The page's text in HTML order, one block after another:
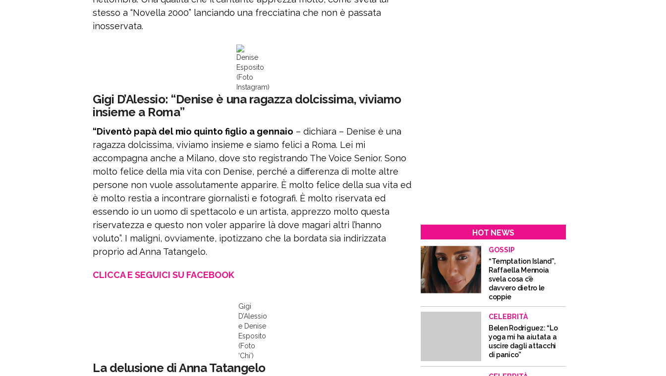
stesso a “Novella 2000” lanciando una frecciatina che non è passata
inosservata.
Denise
Esposito
(Foto
Instagram)
Gigi D’Alessio: “Denise è una ragazza dolcissima, viviamo
insieme a Roma”
“Diventò papà del mio quinto figlio a gennaio – dichiara – Denise è una
ragazza dolcissima, viviamo insieme e siamo felici a Roma. Lei mi
accompagna anche a Milano, dove sto registrando The Voice Senior. Sono
molto felice della mia vita con Denise, perché a differenza di molte altre
persone non vuole assolutamente apparire. È molto felice della sua vita ed
è molto restia a incontrare giornalisti e fotografi. È molto riservata ed
essendo io un uomo di spettacolo e un artista, apprezzo molto questa
riservatezza e questo non voler apparire là dove magari altri l’hanno
voluto”. I maligni, ovviamente, ipotizzano che la bordata sia indirizzata
proprio ad Anna Tatangelo.
CLICCA E SEGUICI SU FACEBOOK
Gigi
D’Alessio
e Denise
Esposito
(Foto
‘Chi’)
La delusione di Anna Tatangelo
HOT NEWS
GOSSIP
“Temptation Island”,
Raffaella Mennoia
svela cosa c’è
davvero dietro le
coppie
CELEBRITÀ
Belen Rodriguez: “Lo
yoga mi ha aiutata a
uscire dagli attacchi
di panico”